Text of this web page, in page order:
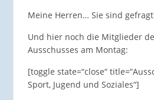
Meine Herren… Sie sind
Und hier noch die Mitglieder
Ausschusses am Montag:
[toggle state=“close“
Sport, Jugend und Soziales“]